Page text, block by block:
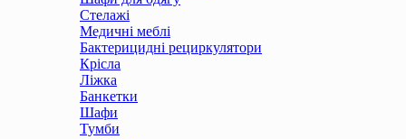
Стелажі
Медичні меблі
Бактерицидні рециркулятори
Крісла
Ліжка
Банкетки
Шафи
Тумби